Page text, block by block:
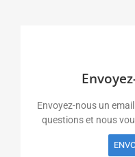
Envoyez-nous un
questions et nous